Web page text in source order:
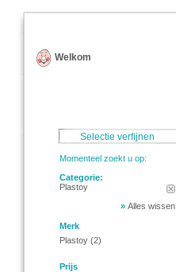
Welkom
Selectie verfijnen
Momenteel zoekt u op:
Categorie:
Plastoy
» Alles wissen
Merk
Plastoy (2)
Prijs